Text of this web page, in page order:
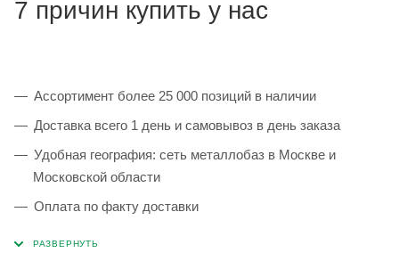
7 причин купить у нас
Ассортимент более 25 000 позиций в наличии
Доставка всего 1 день и самовывоз в день заказа
Удобная география: сеть металлобаз в Москве и
Московской области
Оплата по факту доставки